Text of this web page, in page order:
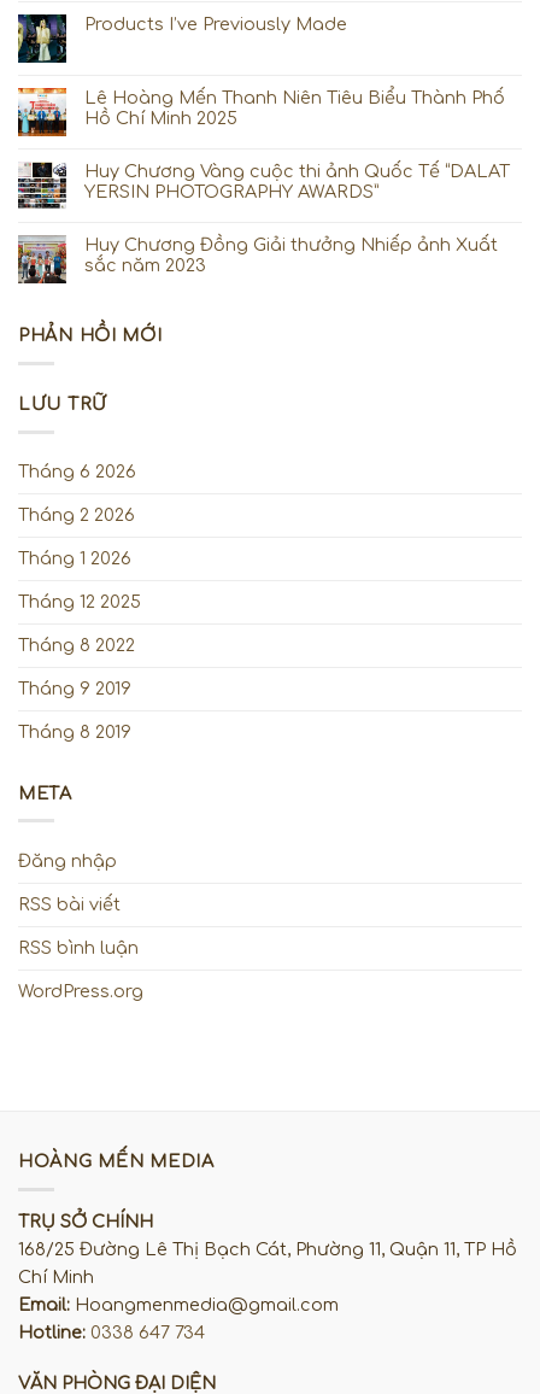
Products I’ve Previously Made
Lê Hoàng Mến Thanh Niên Tiêu Biểu Thành Phố
Hồ Chí Minh 2025
Huy Chương Vàng cuộc thi ảnh Quốc Tế “DALAT
YERSIN PHOTOGRAPHY AWARDS”
Huy Chương Đồng Giải thưởng Nhiếp ảnh Xuất
sắc năm 2023
PHẢN HỒI MỚI
LƯU TRỮ
Tháng 6 2026
Tháng 2 2026
Tháng 1 2026
Tháng 12 2025
Tháng 8 2022
Tháng 9 2019
Tháng 8 2019
META
Đăng nhập
RSS bài viết
RSS bình luận
WordPress.org
HOÀNG MẾN MEDIA
TRỤ SỞ CHÍNH
168/25 Đường Lê Thị Bạch Cát, Phường 11, Quận 11, TP Hồ
Chí Minh
Email: Hoangmenmedia@gmail.com
Hotline: 0338 647 734
VĂN PHÒNG ĐẠI DIỆN